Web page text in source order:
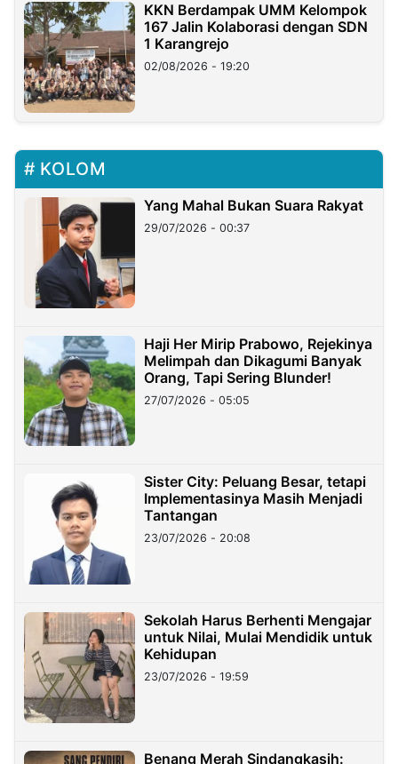
KKN Berdampak UMM Kelompok
167 Jalin Kolaborasi dengan SDN
1 Karangrejo
02/08/2026 - 19:20
KOLOM
Yang Mahal Bukan Suara Rakyat
29/07/2026 - 00:37
Haji Her Mirip Prabowo, Rejekinya
Melimpah dan Dikagumi Banyak
Orang, Tapi Sering Blunder!
27/07/2026 - 05:05
Sister City: Peluang Besar, tetapi
Implementasinya Masih Menjadi
Tantangan
23/07/2026 - 20:08
Sekolah Harus Berhenti Mengajar
untuk Nilai, Mulai Mendidik untuk
Kehidupan
23/07/2026 - 19:59
Benang Merah Sindangkasih: